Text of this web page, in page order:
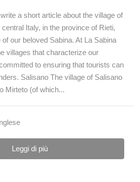
a short article about the village of
Italy, in the province of Rieti,
our beloved Sabina. At La Sabina
villages that characterize our
to ensuring that tourists can
Salisano The village of Salisano
Mirteto (of which...
Leggi di più